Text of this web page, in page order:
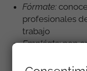
Fórmate:
profesionales
trabajo
Empléate:pon
de prácticas